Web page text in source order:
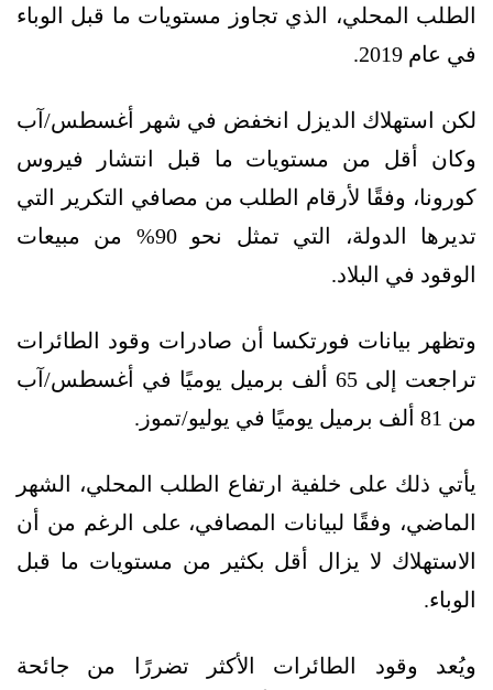
الطلب المحلي، الذي تجاوز مستويات ما قبل الوباء
في عام 2019.
لكن استهلاك الديزل انخفض في شهر أغسطس/آب
وكان أقل من مستويات ما قبل انتشار فيروس
كورونا، وفقًا لأرقام الطلب من مصافي التكرير التي
تديرها الدولة، التي تمثل نحو 90% من مبيعات
الوقود في البلاد.
وتظهر بيانات فورتكسا أن صادرات وقود الطائرات
تراجعت إلى 65 ألف برميل يوميًا في أغسطس/آب
من 81 ألف برميل يوميًا في يوليو/تموز.
يأتي ذلك على خلفية ارتفاع الطلب المحلي، الشهر
الماضي، وفقًا لبيانات المصافي، على الرغم من أن
الاستهلاك لا يزال أقل بكثير من مستويات ما قبل
الوباء.
ويُعد وقود الطائرات الأكثر تضررًا من جائحة